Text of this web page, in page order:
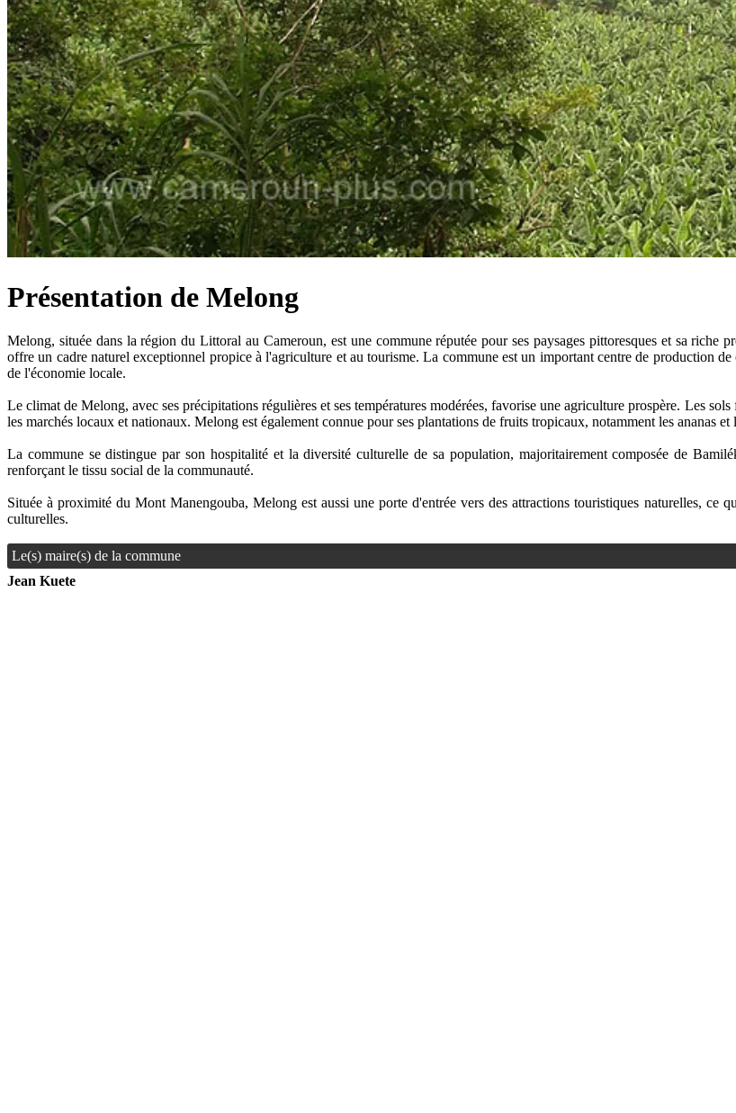
Présentation de Melong
Melong, située dans la région du Littoral au Cameroun, est une commune réputée pour ses paysages pittoresques et sa riche
offre un cadre naturel exceptionnel propice à l'agriculture et au tourisme. La commune est un important centre de production
de l'économie locale.
Le climat de Melong, avec ses précipitations régulières et ses températures modérées, favorise une agriculture prospère. Les
les marchés locaux et nationaux. Melong est également connue pour ses plantations de fruits tropicaux, notamment les ananas
La commune se distingue par son hospitalité et la diversité culturelle de sa population, majoritairement composée de
renforçant le tissu social de la communauté.
Située à proximité du Mont Manengouba, Melong est aussi une porte d'entrée vers des attractions touristiques naturelles, ce
culturelles.
Le(s) maire(s) de la commune
Jean Kuete